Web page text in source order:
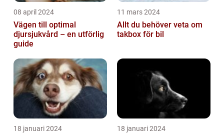
08 april 2024
Vägen till optimal
djursjukvård – en utförlig
guide
11 mars 2024
Allt du behöver veta om
takbox för bil
18 januari 2024 18 januari 2024